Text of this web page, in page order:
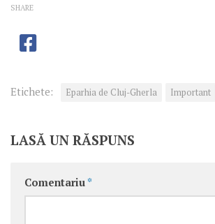
SHARE
Etichete: Eparhia de Cluj-Gherla Important
LASĂ UN RĂSPUNS
Comentariu *